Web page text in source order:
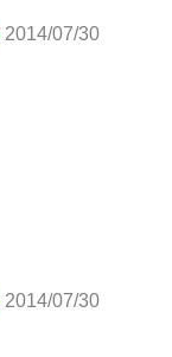
2014/07/30
2014/07/30